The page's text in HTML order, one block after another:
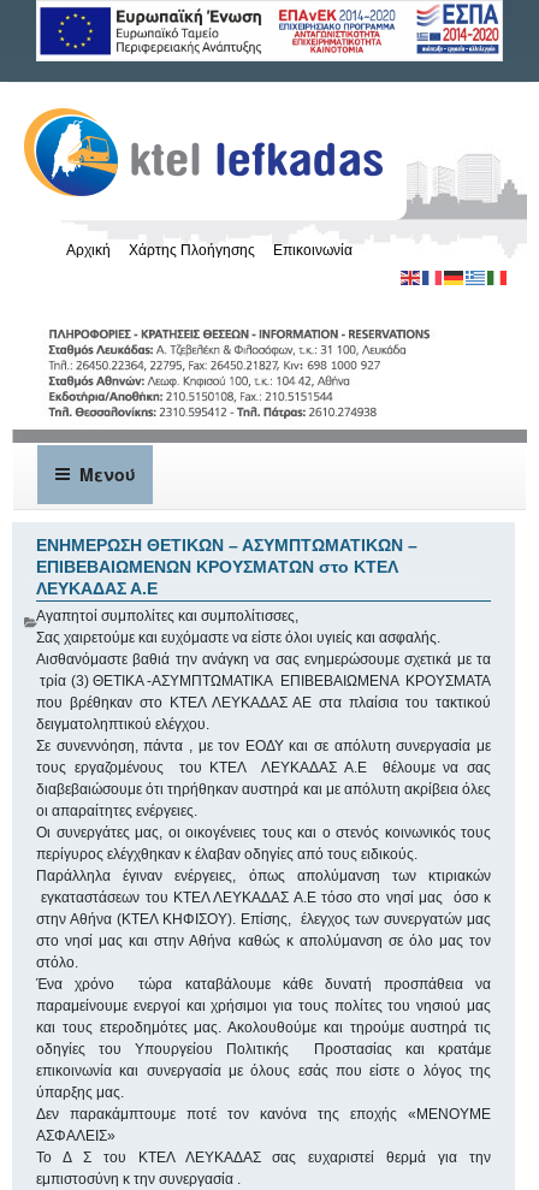
Αρχική Χάρτης Πλοήγησης Επικοινωνία
Μενού
ΕΝΗΜΕΡΩΣΗ ΘΕΤΙΚΩΝ – ΑΣΥΜΠΤΩΜΑΤΙΚΩΝ –
ΕΠΙΒΕΒΑΙΩΜΕΝΩΝ ΚΡΟΥΣΜΑΤΩΝ στο ΚΤΕΛ
ΛΕΥΚΑΔΑΣ Α.Ε
Αγαπητοί συμπολίτες και συμπολίτισσες,
Σας χαιρετούμε και ευχόμαστε να είστε όλοι υγιείς και ασφαλής.
Αισθανόμαστε βαθιά την ανάγκη να σας ενημερώσουμε σχετικά με τα
τρία (3) ΘΕΤΙΚΑ -ΑΣΥΜΠΤΩΜΑΤΙΚΑ ΕΠΙΒΕΒΑΙΩΜΕΝΑ ΚΡΟΥΣΜΑΤΑ
που βρέθηκαν στο ΚΤΕΛ ΛΕΥΚΑΔΑΣ ΑΕ στα πλαίσια του τακτικού
δειγματοληπτικού ελέγχου.
Σε συνεννόηση, πάντα , με τον ΕΟΔΥ και σε απόλυτη συνεργασία με
τους εργαζομένους του ΚΤΕΛ ΛΕΥΚΑΔΑΣ Α.Ε θέλουμε να σας
διαβεβαιώσουμε ότι τηρήθηκαν αυστηρά και με απόλυτη ακρίβεια όλες
οι απαραίτητες ενέργειες.
Οι συνεργάτες μας, οι οικογένειες τους και ο στενός κοινωνικός τους
περίγυρος ελέγχθηκαν κ έλαβαν οδηγίες από τους ειδικούς.
Παράλληλα έγιναν ενέργειες, όπως απολύμανση των κτιριακών
εγκαταστάσεων του ΚΤΕΛ ΛΕΥΚΑΔΑΣ Α.Ε τόσο στο νησί μας όσο κ
στην Αθήνα (ΚΤΕΛ ΚΗΦΙΣΟΥ). Επίσης, έλεγχος των συνεργατών μας
στο νησί μας και στην Αθήνα καθώς κ απολύμανση σε όλο μας τον
στόλο.
Ένα χρόνο τώρα καταβάλουμε κάθε δυνατή προσπάθεια να
παραμείνουμε ενεργοί και χρήσιμοι για τους πολίτες του νησιού μας
και τους ετεροδημότες μας. Ακολουθούμε και τηρούμε αυστηρά τις
οδηγίες του Υπουργείου Πολιτικής Προστασίας και κρατάμε
επικοινωνία και συνεργασία με όλους εσάς που είστε ο λόγος της
ύπαρξης μας.
Δεν παρακάμπτουμε ποτέ τον κανόνα της εποχής «ΜΕΝΟΥΜΕ
ΑΣΦΑΛΕΙΣ»
Το Δ Σ του ΚΤΕΛ ΛΕΥΚΑΔΑΣ σας ευχαριστεί θερμά για την
εμπιστοσύνη κ την συνεργασία .